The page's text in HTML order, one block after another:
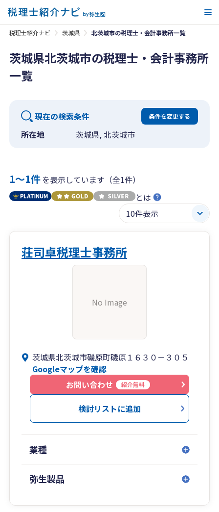
税理士紹介ナビ 茨城県 北茨城市の税理士・会計事務所一覧
茨城県北茨城市の税理士・会計事務所
一覧
現在の検索条件 条件を変更する
所在地 茨城県, 北茨城市
1〜1件を表示しています（全1件）
とは
荘司卓税理士事務所
No Image
茨城県北茨城市磯原町磯原１６３０－３０５
Googleマップを確認
お問い合わせ
紹介無料
検討リストに追加
業種
弥生製品